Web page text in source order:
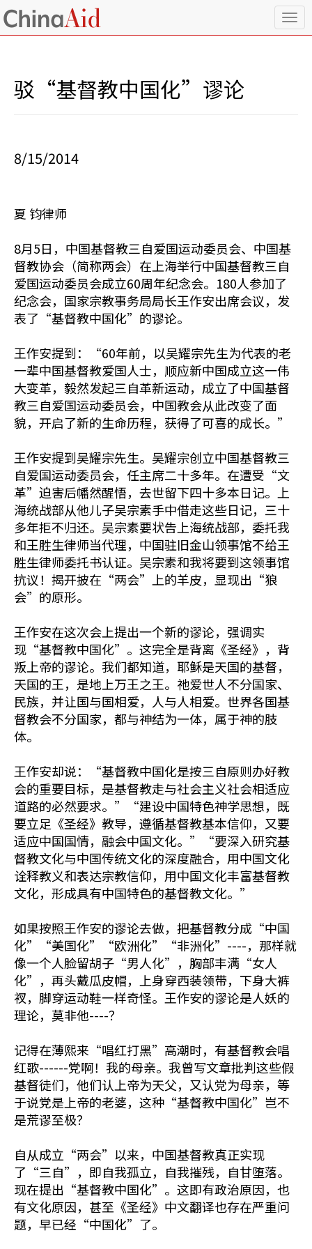
T
o
驳“基督教中国化”谬论
8/15/2014
夏 钧律师
8月5日，中国基督教三自爱国运动委员会、中国基
督教协会（简称两会）在上海举行中国基督教三自
爱国运动委员会成立60周年纪念会。180人参加了
纪念会，国家宗教事务局局长王作安出席会议，发
表了“基督教中国化”的谬论。
王作安提到：“60年前，以吴耀宗先生为代表的老
一辈中国基督教爱国人士，顺应新中国成立这一伟
大变革，毅然发起三自革新运动，成立了中国基督
教三自爱国运动委员会，中国教会从此改变了面
貌，开启了新的生命历程，获得了可喜的成长。”
王作安提到吴耀宗先生。吴耀宗创立中国基督教三
自爱国运动委员会，任主席二十多年。在遭受“文
革”迫害后幡然醒悟，去世留下四十多本日记。上
海统战部从他儿子吴宗素手中借走这些日记，三十
多年拒不归还。吴宗素要状告上海统战部，委托我
和王胜生律师当代理，中国驻旧金山领事馆不给王
胜生律师委托书认证。吴宗素和我将要到这领事馆
抗议！揭开披在“两会”上的羊皮，显现出“狼
会”的原形。
王作安在这次会上提出一个新的谬论，强调实
现“基督教中国化”。这完全是背离《圣经》，背
叛上帝的谬论。我们都知道，耶稣是天国的基督，
天国的王，是地上万王之王。祂爱世人不分国家、
民族，并让国与国相爱，人与人相爱。世界各国基
督教会不分国家，都与神结为一体，属于神的肢
体。
王作安却说：“基督教中国化是按三自原则办好教
会的重要目标，是基督教走与社会主义社会相适应
道路的必然要求。”“建设中国特色神学思想，既
要立足《圣经》教导，遵循基督教基本信仰，又要
适应中国国情，融会中国文化。”“要深入研究基
督教文化与中国传统文化的深度融合，用中国文化
诠释教义和表达宗教信仰，用中国文化丰富基督教
文化，形成具有中国特色的基督教文化。”
如果按照王作安的谬论去做，把基督教分成“中国
化”“美国化”“欧洲化”“非洲化”----，那样就
像一个人脸留胡子“男人化”，胸部丰满“女人
化”，再头戴瓜皮帽，上身穿西装领带，下身大裤
衩，脚穿运动鞋一样奇怪。王作安的谬论是人妖的
理论，莫非他----？
记得在薄熙来“唱红打黑”高潮时，有基督教会唱
红歌------党啊！我的母亲。我曾写文章批判这些假
基督徒们，他们认上帝为天父，又认党为母亲，等
于说党是上帝的老婆，这种“基督教中国化”岂不
是荒谬至极？
自从成立“两会”以来，中国基督教真正实现
了“三自”，即自我孤立，自我摧残，自甘堕落。
现在提出“基督教中国化”。这即有政治原因，也
有文化原因，甚至《圣经》中文翻译也存在严重问
题，早已经“中国化”了。